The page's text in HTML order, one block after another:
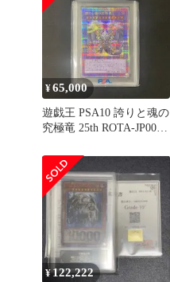
¥65,000
遊戯王 PSA10 誇りと魂の
究極竜 25th ROTA-JP000
¥122,222